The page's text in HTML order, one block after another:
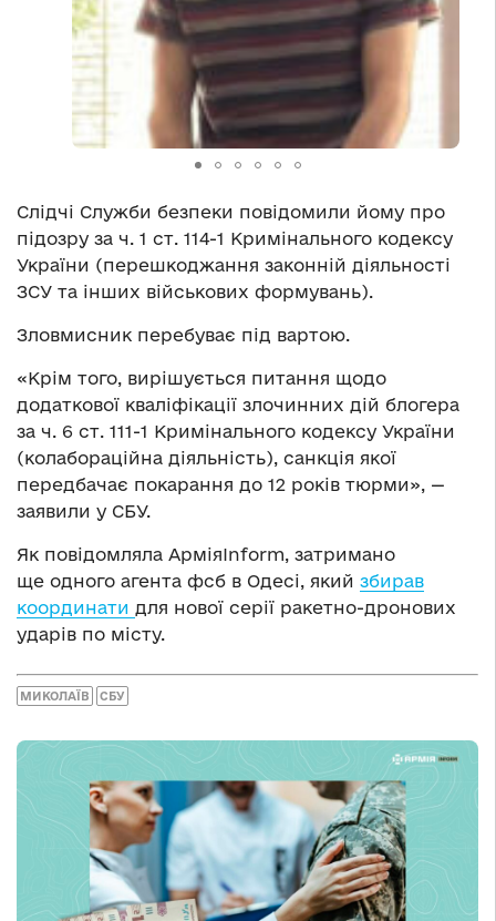
Слідчі Служби безпеки повідомили йому про
підозру за ч. 1 ст. 114-1 Кримінального кодексу
України (перешкоджання законній діяльності
ЗСУ та інших військових формувань).
Зловмисник перебуває під вартою.
«Крім того, вирішується питання щодо
додаткової кваліфікації злочинних дій блогера
за ч. 6 ст. 111-1 Кримінального кодексу України
(колабораційна діяльність), санкція якої
передбачає покарання до 12 років тюрми», —
заявили у СБУ.
Як повідомляла АрміяInform, затримано
ще одного агента фсб в Одесі, який збирав
координати для нової серії ракетно-дронових
ударів по місту.
МИКОЛАЇВ СБУ